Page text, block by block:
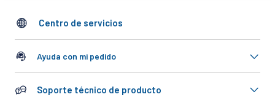
Centro de servicios
Ayuda con mi pedido
Soporte técnico de producto
.
licuadora
.
vaso
5.
vidrio
6.
cafetera